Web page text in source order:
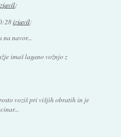
:
izjavil:
na navor...
imaš lagano vožnjo z
voziš pri višjih obratih in je